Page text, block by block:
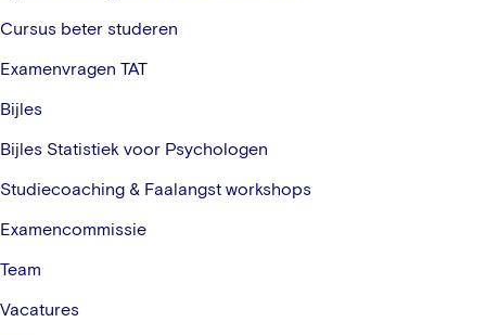
Cursus beter studeren
Examenvragen TAT
Bijles
Bijles Statistiek voor Psychologen
Studiecoaching & Faalangst workshops
Examencommissie
Team
Vacatures